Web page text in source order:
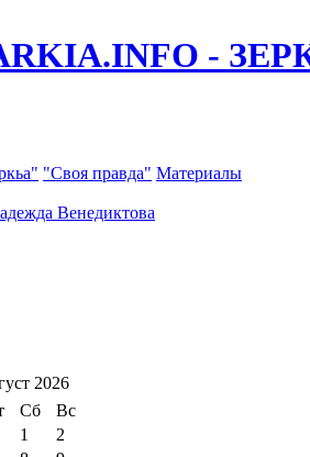
-
"Своя правда" Материалы
Венедиктова